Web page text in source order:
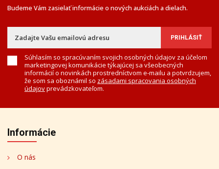
Budeme Vám zasielať informácie o nových aukciách a dielach.
Súhlasím so spracúvaním svojich osobných údajov za účelom
marketingovej komunikácie týkajúcej sa všeobecných
informácií o novinkách prostredníctvom e-mailu a potvrdzujem,
že som sa oboznámil so zásadami spracovania osobných
údajovprevádzkovateľom.
Informácie
O nás